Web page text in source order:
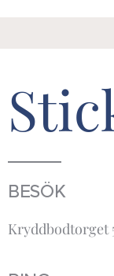
BESÖK
Kryddbodtorget